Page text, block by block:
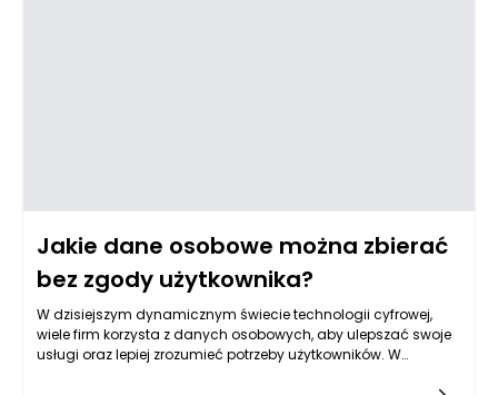
Jakie dane osobowe można zbierać
bez zgody użytkownika?
W dzisiejszym dynamicznym świecie technologii cyfrowej,
wiele firm korzysta z danych osobowych, aby ulepszać swoje
usługi oraz lepiej zrozumieć potrzeby użytkowników. W